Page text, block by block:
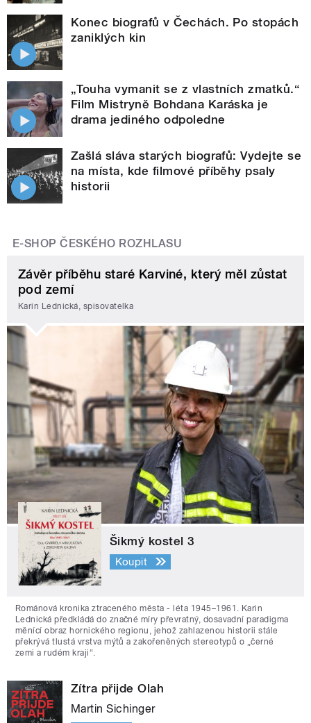
Konec biografů v Čechách. Po stopách
zaniklých kin
„Touha vymanit se z vlastních zmatků.“
Film Mistryně Bohdana Karáska je
drama jediného odpoledne
Zašlá sláva starých biografů: Vydejte se
na místa, kde filmové příběhy psaly
historii
E-SHOP ČESKÉHO ROZHLASU
Závěr příběhu staré Karviné, který měl zůstat
pod zemí
Karin Lednická, spisovatelka
Šikmý kostel 3
Koupit
Románová kronika ztraceného města - léta 1945–1961. Karin
Lednická předkládá do značné míry převratný, dosavadní paradigma
měnící obraz hornického regionu, jehož zahlazenou historii stále
překrývá tlustá vrstva mýtů a zakořeněných stereotypů o „černé
zemi a rudém kraji“.
Zítra přijde Olah
Martin Sichinger